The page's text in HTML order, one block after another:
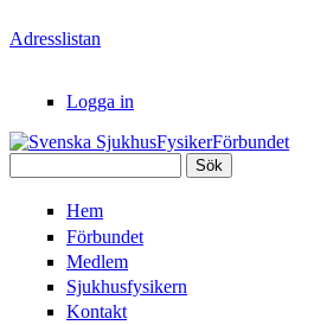
Adresslistan
Logga in
SjukhusFysikerFörbundet
Hem
Förbundet
Medlem
Sjukhusfysikern
Kontakt